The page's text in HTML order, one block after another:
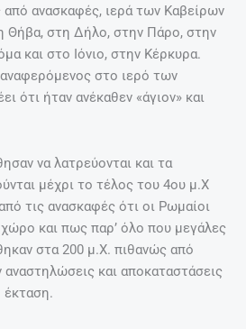
από ανασκαφές, ιερά των Καβείρων
Θήβα, στη Δήλο, στην Πάρο, στην
και στο Ιόνιο, στην Κέρκυρα.
στο ιερό των
ότι ήταν ανέκαθεν «άγιον» και
να λατρεύονται και τα
μέχρι το τέλος του 4ου μ.Χ
τις ανασκαφές ότι οι Ρωμαίοι
χώρο και πως παρ’ όλο που μεγάλες
στα 200 μ.Χ. πιθανώς από
και αποκαταστάσεις